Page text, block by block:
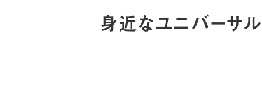
身近なユニバーサ